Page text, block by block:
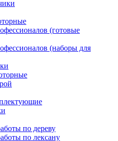
(готовые
(наборы для
по дереву
по лексану